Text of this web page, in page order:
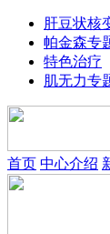
肝豆状核
帕金森专
特色治疗
肌无力专
首页 中心介绍